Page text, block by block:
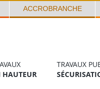
ACCROBRANCHE
HAUTEUR
TRAVAUX